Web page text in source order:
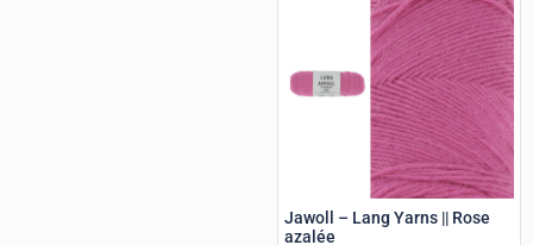
Jawoll – Lang Yarns || Rose
azalée